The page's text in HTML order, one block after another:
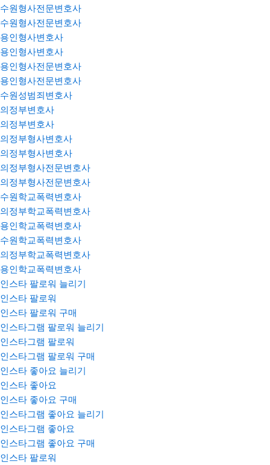
수원형사전문변호사
수원형사전문변호사
용인형사변호사
용인형사변호사
용인형사전문변호사
용인형사전문변호사
수원성범죄변호사
의정부변호사
의정부변호사
의정부형사변호사
의정부형사변호사
의정부형사전문변호사
의정부형사전문변호사
수원학교폭력변호사
의정부학교폭력변호사
용인학교폭력변호사
수원학교폭력변호사
의정부학교폭력변호사
용인학교폭력변호사
인스타 팔로워 늘리기
인스타 팔로워
인스타 팔로워 구매
인스타그램 팔로워 늘리기
인스타그램 팔로워
인스타그램 팔로워 구매
인스타 좋아요 늘리기
인스타 좋아요
인스타 좋아요 구매
인스타그램 좋아요 늘리기
인스타그램 좋아요
인스타그램 좋아요 구매
인스타 팔로워